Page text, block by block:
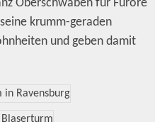
Oberschwaben für Furore
krumm-geraden
und geben damit